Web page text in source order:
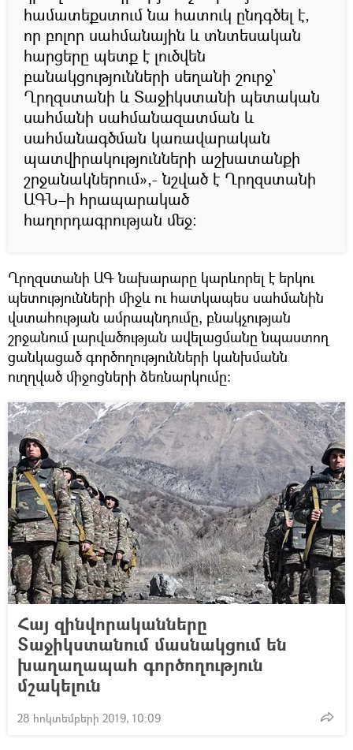
համատեքստում նա հատուկ ընդգծել է,
որ բոլոր սահմանային և տնտեսական
հարցերը պետք է լուծվեն
բանակցությունների սեղանի շուրջ՝
Ղրղզստանի և Տաջիկստանի պետական
սահմանի սահմանազատման և
սահմանագծման կառավարական
պատվիրակությունների աշխատանքի
շրջանակներում»,- նշված է Ղրղզստանի
ԱԳՆ–ի հրապարակած
հաղորդագրության մեջ:
Ղրղզստանի ԱԳ նախարարը կարևորել է երկու
պետությունների միջև ու հատկապես սահմանին
վստահության ամրապնդումը, բնակչության
շրջանում լարվածության ավելացմանը նպաստող
ցանկացած գործողությունների կանխմանն
ուղղված միջոցների ձեռնարկումը։
Հայ զինվորականները
Տաջիկստանում մասնակցում են
խաղաղապահ գործողություն
մշակելուն
28 հոկտեմբերի 2019, 10:09